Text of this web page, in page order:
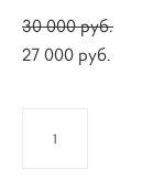
30 000 pуб.
27 000 pуб.